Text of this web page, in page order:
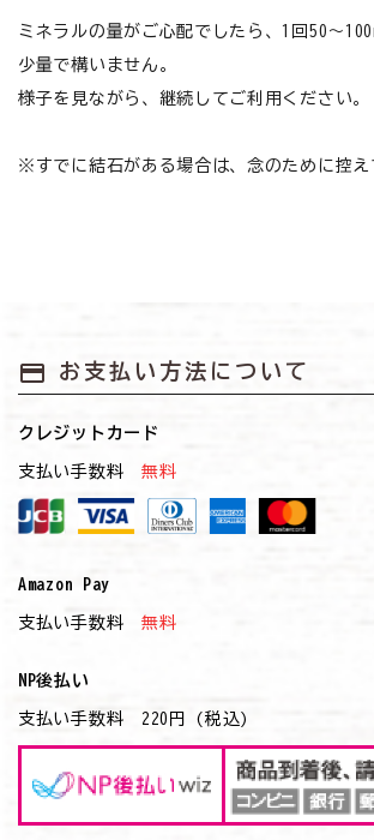
ミネラルの量がご心配でしたら、1回50～
少量で構いません。
様子を見ながら、継続してご利用ください。
※すでに結石がある場合は、念のために控え
payment お支払い方法について
クレジットカード
支払い手数料 無料
Amazon Pay
支払い手数料 無料
NP後払い
支払い手数料 220円 (税込)